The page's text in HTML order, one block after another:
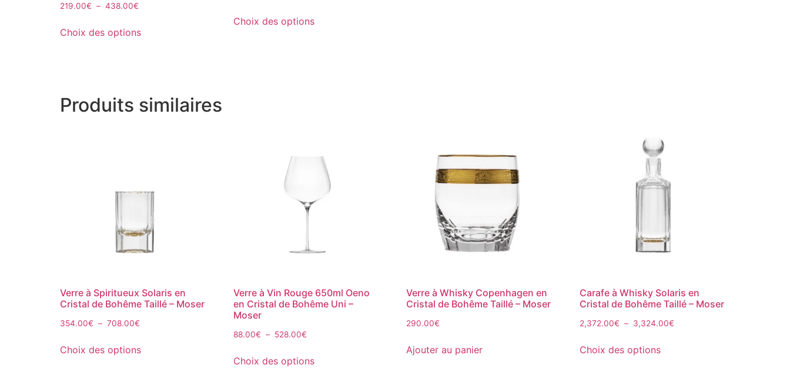
219.00€ – 438.00€
Choix des options
Choix des options
Produits similaires
Verre à Spiritueux Solaris en
Cristal de Bohême Taillé – Moser
354.00€ – 708.00€
Choix des options
Verre à Vin Rouge 650ml Oeno
en Cristal de Bohême Uni –
Moser
88.00€ – 528.00€
Choix des options
Verre à Whisky Copenhagen en
Cristal de Bohême Taillé – Moser
290.00€
Ajouter au panier
Carafe à Whisky Solaris en
Cristal de Bohême Taillé – Moser
2,372.00€ – 3,324.00€
Choix des options